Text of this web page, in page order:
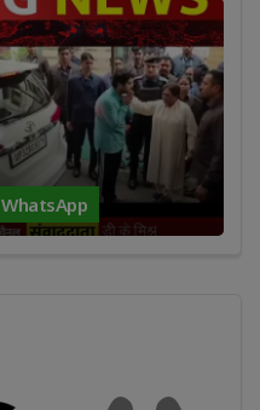
WhatsApp